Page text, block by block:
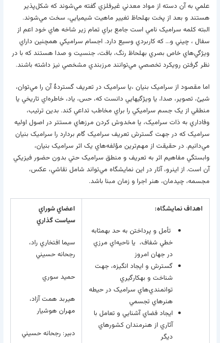
علمي به آن دسته از مواد معدني غيرفلزي گفته مي‌شوند که شکل‌پذير
هستند و بعد از پخت به­لحاظ تغيير ماهيت شيميايي، سخت مي‌شوند.
البته کلمه سراميک نامي است جامع براي تمام زير شاخه هاي خود اعم از
سفال ، چيني و… که کاربردي وسيع دارد. اجسام سراميکي همچنين داراي
ويژگي‌هاي خاص بصري به­لحاظ رنگ، بافت، جنسيت و صدا هستند که با در
نظر گرفتن رويکرد تخصصي مي‌توانند مرزبندي مشخصي نيز داشته باشند.
اما مقصود از سراميک بنيان ،يا سراميک در تعريف گستردۀ آن را مي‌توان،
شيئ، تصوير، صدا، يا ويژگي­هايي دانست که، حس، ياد، خاطره‌اي تاريخي يا
منطقي از يک جسم سراميکي را براي مخاطب تداعي کند. بدين ترتيب،
وفاداري به ذات سراميک، يا مخدوش کردن مرزهاي مستتر در اصول اوليه
سراميک که در جهت گسترش تعريف سراميک گام بردارد را سراميک بنيان
مي‌دانيم. در حقيقت از مهم‌ترين مؤلفه‌هاي يک اثر سراميک بنيان،
وابستگي مفاهيم اثر به تعريف و منطق سراميک حتي بدون حضور فيزيکي
آن است. از اين­رو، آثار در اين نمايشگاه مي‌تواند شامل نقاشي، عکس،
مجسمه، چيدمان، هنر اجرا و زمان مبنا باشد.
اهداف نمايشگاه:
تأمل و پرداختن به حد به­مثابه
خطي شفاف، يا ناحيه‌اي مرزي
در جهان امروز
گسترش و ايجاد انگيزه، جهت
شناخت و به­کارگيري
توانمندي‌هاي سراميک در حيطه
هنرهاي تجسمي
ايجاد فضاي آشنايي و تعامل با
آثاري از هنرمندان کشورهاي
ديگر
اعضاي شوراي
سياست گذاري
سيما افتخاري راد،
رجحانه حسيني
حميد سوري
هيربد همت آزاد،
مهران هوشيار
دبير: رجحانه حسيني